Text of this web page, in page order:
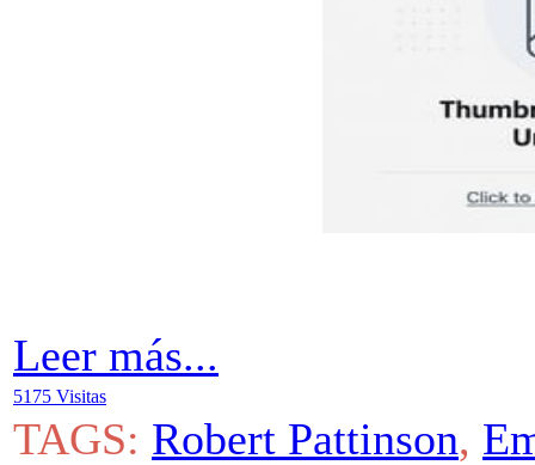
Leer más...
5175 Visitas
TAGS: Robert Pattinson,